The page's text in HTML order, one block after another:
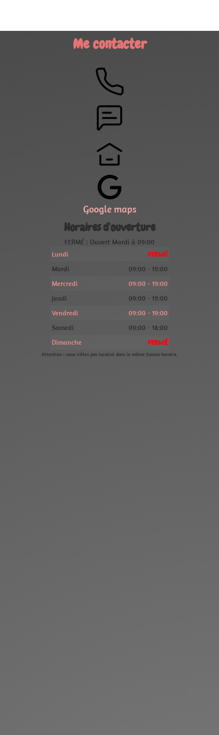
Me contacter
Google maps
Horaires d'ouverture
FERMÉ : Ouvert Mardi à 09:00
Lundi
FERMÉ
Mardi
09:00 - 19:00
Mercredi
09:00 - 19:00
Jeudi
09:00 - 19:00
Vendredi
09:00 - 19:00
Samedi
09:00 - 18:00
Dimanche
FERMÉ
Attention : vous n'êtes pas localisé dans le même fuseau horaire.